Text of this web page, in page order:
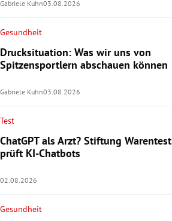
Gabriele Kuhn03.08.2026
Gesundheit
Drucksituation: Was wir uns von
Spitzensportlern abschauen können
Gabriele Kuhn03.08.2026
Test
ChatGPT als Arzt? Stiftung Warentest
prüft KI-Chatbots
02.08.2026
Gesundheit